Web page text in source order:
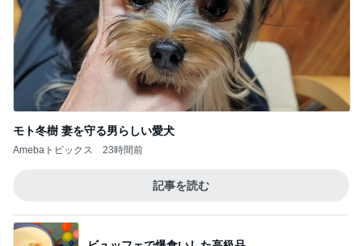
モト冬樹 妻を守る男らしい愛犬
Amebaトピックス 23時間前
記事を読む